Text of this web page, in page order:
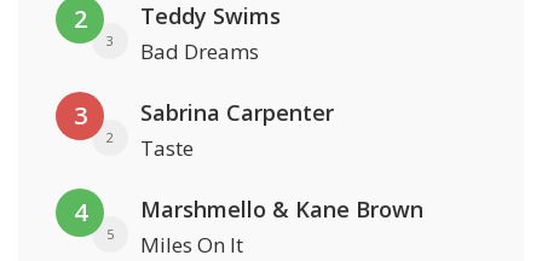
2
3
Teddy Swims
Bad Dreams
3
2
Sabrina Carpenter
Taste
4
5
Marshmello & Kane Brown
Miles On It